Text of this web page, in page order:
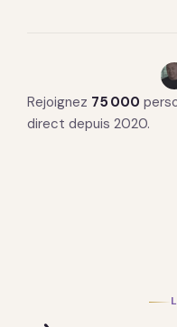
Rejoignez 75 000
direct depuis 2020.